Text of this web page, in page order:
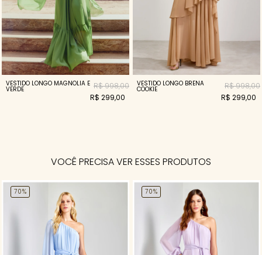
VESTIDO LONGO MAGNOLIA E
VERDE
R$ 998,00
R$ 299,00
VESTIDO LONGO BRENA
COOKIE
R$ 998,00
R$ 299,00
VOCÊ PRECISA VER ESSES PRODUTOS
70% 70%